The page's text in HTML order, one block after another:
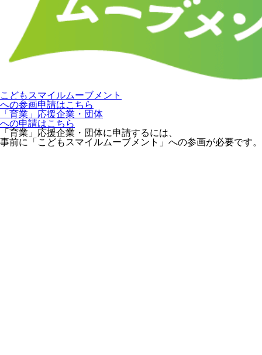
こどもスマイルムーブメント
への参画申請はこちら
「育業」応援企業・団体
への申請はこちら
「育業」応援企業・団体に申請するには、
事前に「こどもスマイルムーブメント」への参画が必要です。